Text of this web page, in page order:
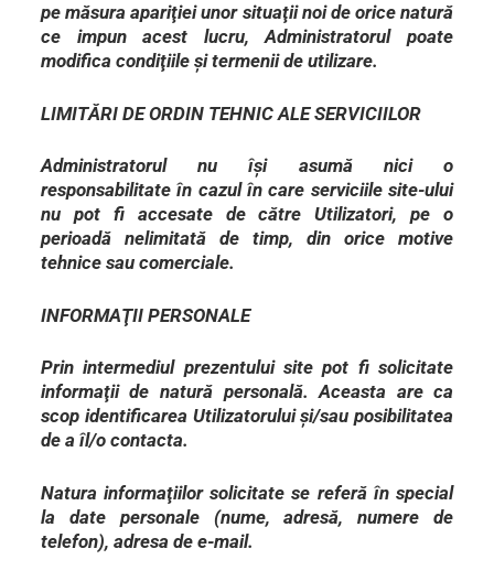
pe măsura apariţiei unor situaţii noi de orice natură
ce impun acest lucru, Administratorul poate
modifica condiţiile şi termenii de utilizare.
LIMITĂRI DE ORDIN TEHNIC ALE SERVICIILOR
Administratorul nu îşi asumă nici o
responsabilitate în cazul în care serviciile site-ului
nu pot fi accesate de către Utilizatori, pe o
perioadă nelimitată de timp, din orice motive
tehnice sau comerciale.
INFORMAŢII PERSONALE
Prin intermediul prezentului site pot fi solicitate
informaţii de natură personală. Aceasta are ca
scop identificarea Utilizatorului şi/sau posibilitatea
de a îl/o contacta.
Natura informaţiilor solicitate se referă în special
la date personale (nume, adresă, numere de
telefon), adresa de e-mail.